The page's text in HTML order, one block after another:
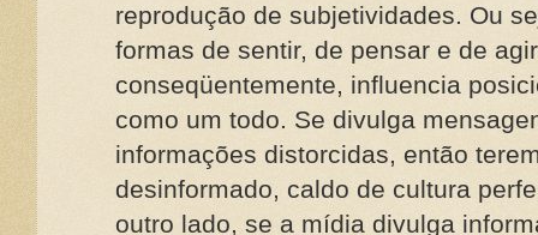
reprodução de subjetividades. Ou
formas de sentir, de pensar e de
conseqüentemente, influencia
como um todo. Se divulga
informações distorcidas, então
desinformado, caldo de cultura
outro lado, se a mídia divulga